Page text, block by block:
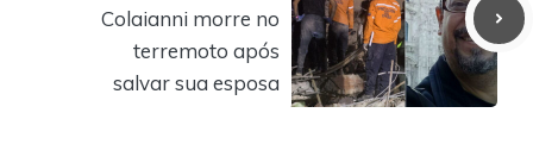
Colaianni morre no
terremoto após
salvar sua esposa